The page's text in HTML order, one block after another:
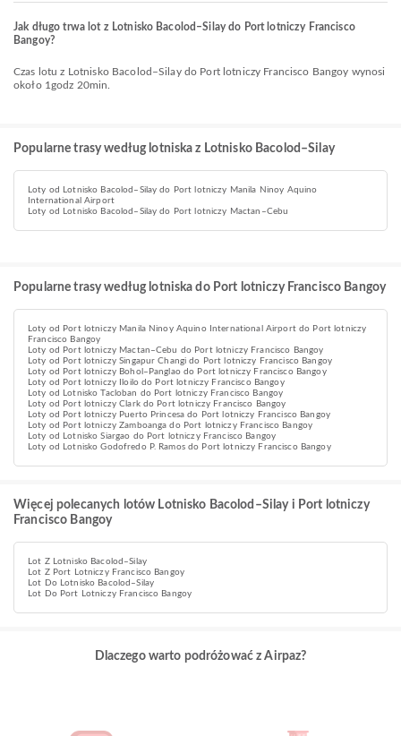
Jak długo trwa lot z Lotnisko Bacolod–Silay do Port lotniczy Francisco
Bangoy?
Czas lotu z Lotnisko Bacolod–Silay do Port lotniczy Francisco Bangoy wynosi
około 1godz 20min.
Popularne trasy według lotniska z Lotnisko Bacolod–Silay
Loty od Lotnisko Bacolod–Silay do Port lotniczy Manila Ninoy Aquino
International Airport
Loty od Lotnisko Bacolod–Silay do Port lotniczy Mactan–Cebu
Popularne trasy według lotniska do Port lotniczy Francisco Bangoy
Loty od Port lotniczy Manila Ninoy Aquino International Airport do Port lotniczy
Francisco Bangoy
Loty od Port lotniczy Mactan–Cebu do Port lotniczy Francisco Bangoy
Loty od Port lotniczy Singapur Changi do Port lotniczy Francisco Bangoy
Loty od Port lotniczy Bohol–Panglao do Port lotniczy Francisco Bangoy
Loty od Port lotniczy Iloilo do Port lotniczy Francisco Bangoy
Loty od Lotnisko Tacloban do Port lotniczy Francisco Bangoy
Loty od Port lotniczy Clark do Port lotniczy Francisco Bangoy
Loty od Port lotniczy Puerto Princesa do Port lotniczy Francisco Bangoy
Loty od Port lotniczy Zamboanga do Port lotniczy Francisco Bangoy
Loty od Lotnisko Siargao do Port lotniczy Francisco Bangoy
Loty od Lotnisko Godofredo P. Ramos do Port lotniczy Francisco Bangoy
Więcej polecanych lotów Lotnisko Bacolod–Silay i Port lotniczy
Francisco Bangoy
Lot Z Lotnisko Bacolod–Silay
Lot Z Port Lotniczy Francisco Bangoy
Lot Do Lotnisko Bacolod–Silay
Lot Do Port Lotniczy Francisco Bangoy
Dlaczego warto podróżować z Airpaz?